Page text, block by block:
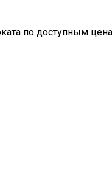
по доступным